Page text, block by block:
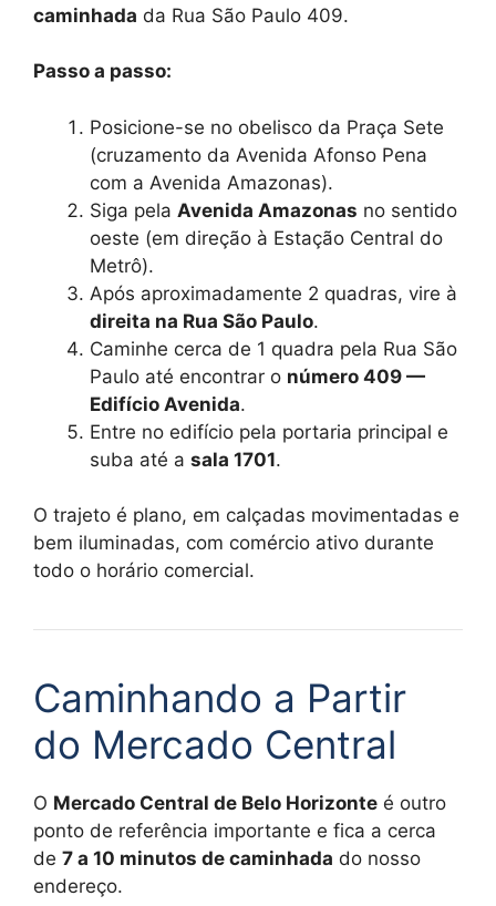
caminhada da Rua São Paulo 409.
Passo a passo:
Posicione-se no obelisco da Praça Sete
(cruzamento da Avenida Afonso Pena
com a Avenida Amazonas).
Siga pela Avenida Amazonas no sentido
oeste (em direção à Estação Central do
Metrô).
Após aproximadamente 2 quadras, vire à
direita na Rua São Paulo.
Caminhe cerca de 1 quadra pela Rua São
Paulo até encontrar o número 409 —
Edifício Avenida.
Entre no edifício pela portaria principal e
suba até a sala 1701.
O trajeto é plano, em calçadas movimentadas e
bem iluminadas, com comércio ativo durante
todo o horário comercial.
Caminhando a Partir
do Mercado Central
O Mercado Central de Belo Horizonte é outro
ponto de referência importante e fica a cerca
de 7 a 10 minutos de caminhada do nosso
endereço.